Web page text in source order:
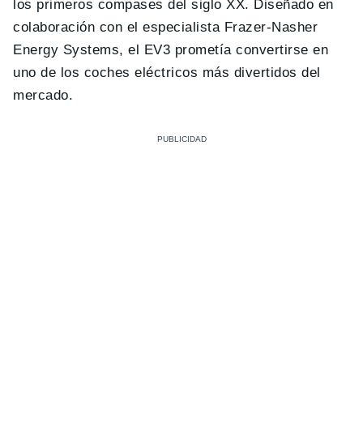
los primeros compases del siglo XX. Diseñado en
colaboración con el especialista Frazer-Nasher
Energy Systems, el EV3 prometía convertirse en
uno de los coches eléctricos más divertidos del
mercado.